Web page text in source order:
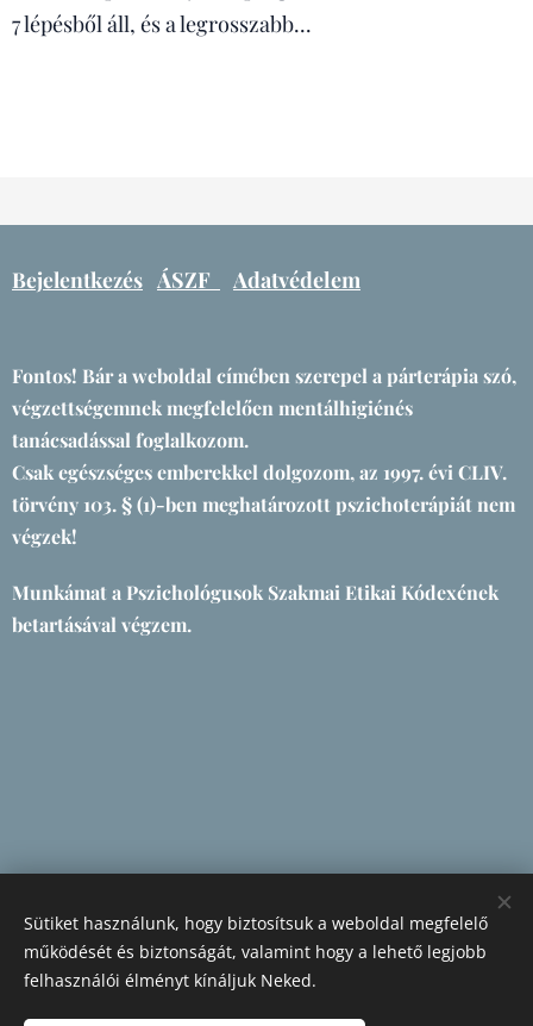
7 lépésből áll, és a legrosszabb...
Bejelentkezés ÁSZF Adatvédelem
Fontos! Bár a weboldal címében szerepel a párterápia szó,
végzettségemnek megfelelően mentálhigiénés
tanácsadással foglalkozom.
Csak egészséges emberekkel dolgozom, az 1997. évi CLIV.
törvény 103. § (1)-ben meghatározott pszichoterápiát nem
végzek!
Munkámat a Pszichológusok Szakmai Etikai Kódexének
betartásával végzem.
Sütiket használunk, hogy biztosítsuk a weboldal megfelelő
működését és biztonságát, valamint hogy a lehető legjobb
felhasználói élményt kínáljuk Neked.